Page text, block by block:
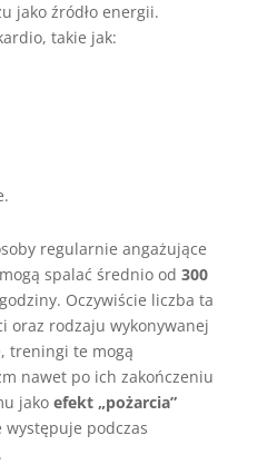
jako źródło energii.
takie jak:
regularnie angażujące
spalać średnio od 300
Oczywiście liczba ta
oraz rodzaju wykonywanej
treningi te mogą
nawet po ich zakończeniu
jako efekt „pożarcia”
podczas